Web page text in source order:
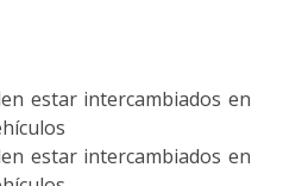
estar intercambiados en
estar intercambiados en